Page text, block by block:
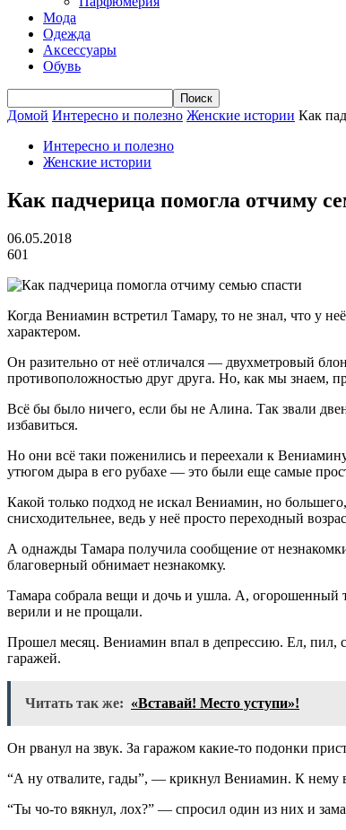
Мода
Одежда
Аксессуары
Обувь
Домой Интересно и полезно Женские истории Как
Интересно и полезно
Женские истории
Как падчерица помогла отчиму
06.05.2018
601
Когда Вениамин встретил Тамару, то не знал, что у
характером.
Он разительно от неё отличался — двухметровый
противоположностью друг друга. Но, как мы знаем,
Всё бы было ничего, если бы не Алина. Так звали
избавиться.
Но они всё таки поженились и переехали к
утюгом дыра в его рубахе — это были еще самые
Какой только подход не искал Вениамин, но
снисходительнее, ведь у неё просто переходный
А однажды Тамара получила сообщение от
благоверный обнимает незнакомку.
Тамара собрала вещи и дочь и ушла. А, огорошенный
верили и не прощали.
Прошел месяц. Вениамин впал в депрессию. Ел, пил,
гаражей.
Читать так же: «Вставай! Место уступи»!
Он рванул на звук. За гаражом какие-то подонки
“А ну отвалите, гады”, — крикнул Вениамин. К нему
“Ты чо-то вякнул, лох?” — спросил один из них и